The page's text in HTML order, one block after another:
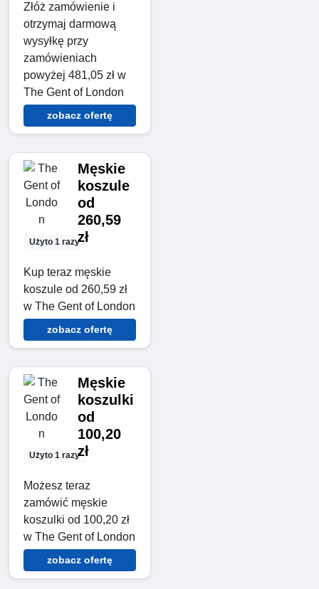
Złóż zamówienie i
otrzymaj darmową
wysyłkę przy
zamówieniach
powyżej 481,05 zł w
The Gent of London
zobacz ofertę
Użyto 1 razy
Męskie
koszule
od
260,59
zł
Kup teraz męskie
koszule od 260,59 zł
w The Gent of London
zobacz ofertę
Użyto 1 razy
Męskie
koszulki
od
100,20
zł
Możesz teraz
zamówić męskie
koszulki od 100,20 zł
w The Gent of London
zobacz ofertę